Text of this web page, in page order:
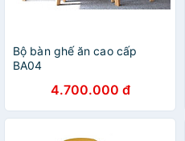
Bộ bàn ghế ăn cao cấp
BA04
4.700.000 đ